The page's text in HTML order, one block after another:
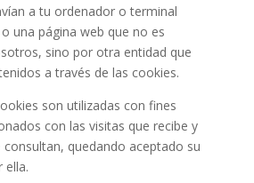
a tu ordenador o terminal
una página web que no es
sino por otra entidad que
a través de las cookies.
son utilizadas con fines
con las visitas que recibe y
consultan, quedando aceptado su
ella.